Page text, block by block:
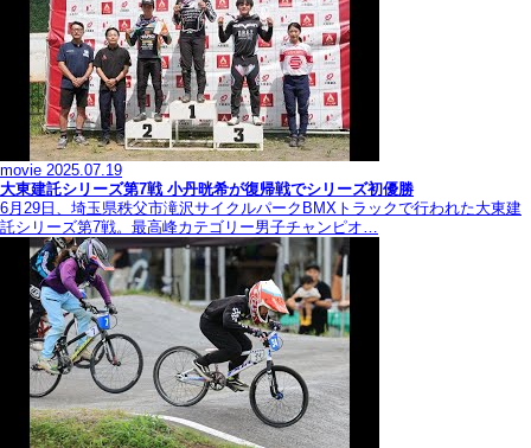
movie 2025.07.19
大東建託シリーズ第7戦 ⼩丹晄希が復帰戦でシリーズ初優勝
6月29日、埼玉県秩父市滝沢サイクルパークBMXトラックで行われた大東建
託シリーズ第7戦。最高峰カテゴリー男子チャンピオ…